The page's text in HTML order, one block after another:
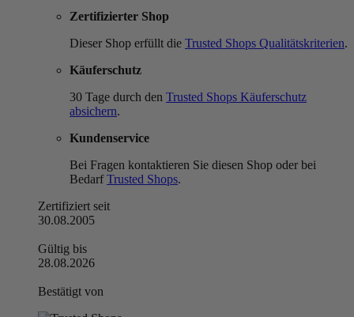
Zertifizierter Shop
Dieser Shop erfüllt die Trusted Shops Qualitätskriterien.
Käuferschutz
30 Tage durch den Trusted Shops Käuferschutz
absichern.
Kundenservice
Bei Fragen kontaktieren Sie diesen Shop oder bei
BedarfTrusted Shops.
Zertifiziert seit
30.08.2005
Gültig bis
28.08.2026
Bestätigt von